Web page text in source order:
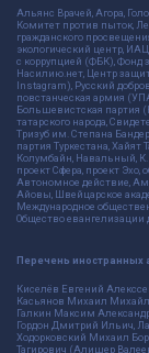
Альянс Врачей, Агора,
Комитет против пыток,
гражданского
экологический центр,
с коррупцией (ФБК), Фонд
Насилию.нет, Центр
Instagram), Русский
повстанческая армия
Большевистская партия
татарского народа,
Тризуб им. Степана
партия Туркестана,
Колумбайн, Навальный,
проект Сфера, проект
Автономное действие,
Айовы, Швейцарское
Международное
Общество евангелизации
Перечень
Киселёв Евгений
Касьянов Михаил
Галкин Максим
Гордон Дмитрий Ильич,
Ходорковский Михаил
Тагирович (Алишер